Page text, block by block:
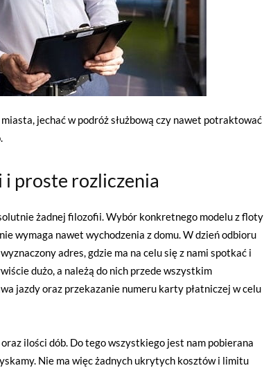
jechać w podróż służbową czy nawet potraktować
proste rozliczenia
żadnej filozofii. Wybór konkretnego modelu z floty
wymaga nawet wychodzenia z domu. W dzień odbioru
adres, gdzie ma na celu się z nami spotkać i
dużo, a należą do nich przede wszystkim
jazdy oraz przekazanie numeru karty płatniczej w celu
ilości dób. Do tego wszystkiego jest nam pobierana
Nie ma więc żadnych ukrytych kosztów i limitu